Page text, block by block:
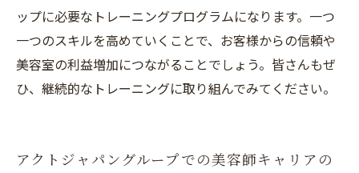
ップに必要なトレーニングプログラムになります。一つ
一つのスキルを高めていくことで、お客様からの信頼や
美容室の利益増加につながることでしょう。皆さんもぜ
ひ、継続的なトレーニングに取り組んでみてください。
アクトジャパングループでの美容師キャリアの